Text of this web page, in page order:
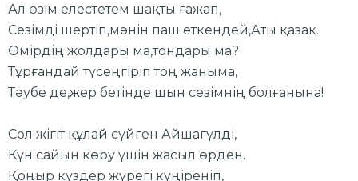
Ал өзім елестетем шақты ғажап,
Сезімді шертіп,мәнін паш еткендей,Аты қазақ.
Өмірдің жолдары ма,тондары ма?
Тұрғандай түсеңгіріп тоң жаныма,
Тәубе де,жер бетінде шын сезімнің болғанына!
Сол жігіт құлай сүйген Айшагүлді,
Күн сайын көру үшін жасыл өрден.
Қоңыр күздер жүрегі күңіреніп,